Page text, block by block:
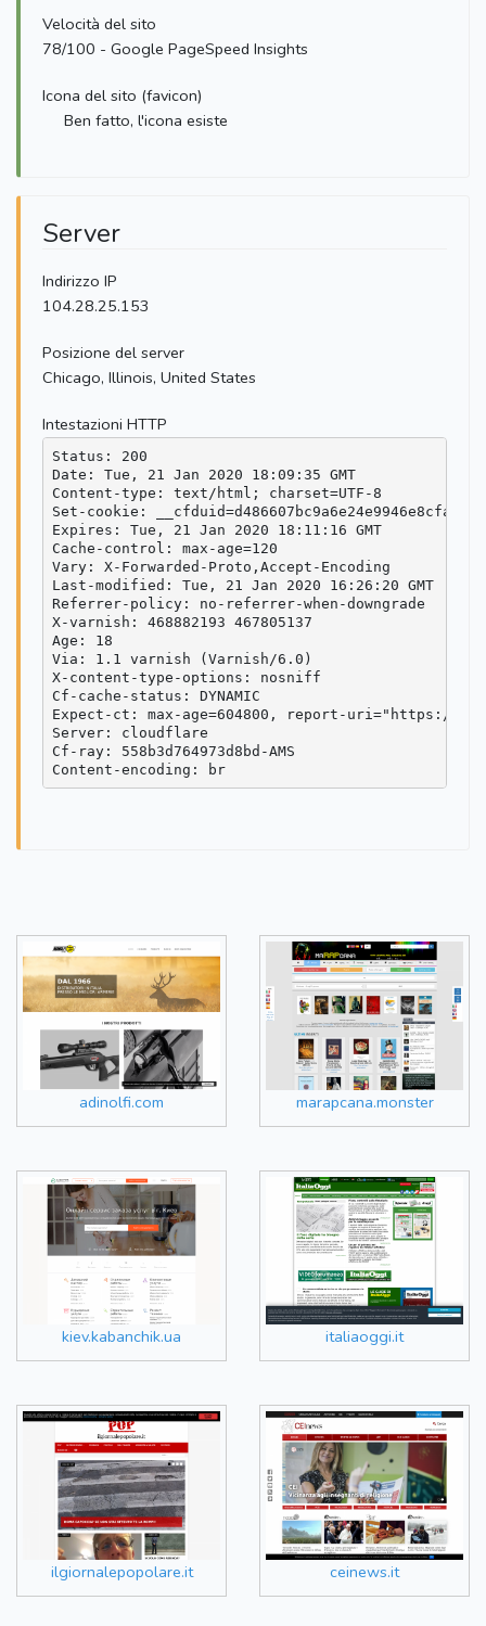
Velocità del sito
78/100 - Google PageSpeed Insights
Icona del sito (favicon)
Ben fatto, l'icona esiste
Server
Indirizzo IP
104.28.25.153
Posizione del server
Chicago, Illinois, United States
Intestazioni HTTP
Status: 200
Date: Tue, 21 Jan 2020 18:09:35 GMT
Content-type: text/html; charset=UTF-8
Set-cookie:
Expires: Tue, 21 Jan 2020 18:11:16 GMT
Cache-control: max-age=120
Vary: X-Forwarded-Proto,Accept-Encoding
Last-modified: Tue, 21 Jan 2020 16:26:20 GMT
Referrer-policy: no-referrer-when-downgrade
X-varnish: 468882193 467805137
Age: 18
Via: 1.1 varnish (Varnish/6.0)
X-content-type-options: nosniff
Cf-cache-status: DYNAMIC
Expect-ct: max-age=604800, report-uri="https://
Server: cloudflare
Cf-ray: 558b3d764973d8bd-AMS
adinolfi.com marapcana.monster
kiev.kabanchik.ua italiaoggi.it
ilgiornalepopolare.it ceinews.it